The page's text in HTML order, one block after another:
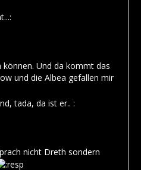
Und da kommt das
und die Albea gefallen mir
tada, da ist er.. :
nicht Dreth sondern